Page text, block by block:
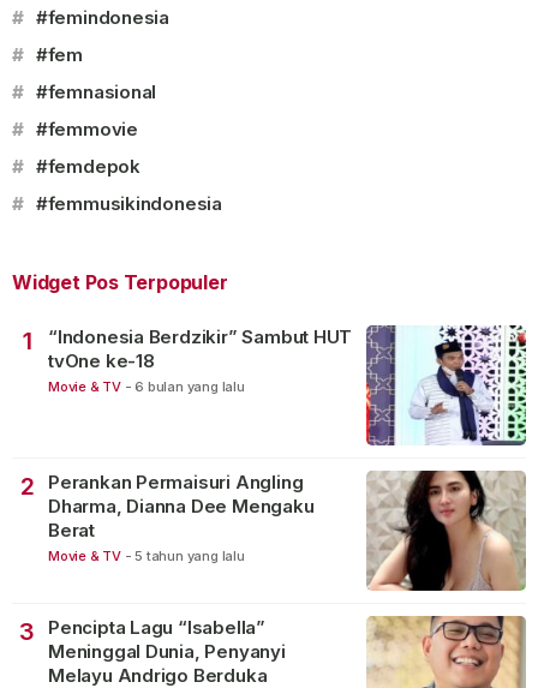
# #femindonesia
# #fem
# #femnasional
# #femmovie
# #femdepok
# #femmusikindonesia
Widget Pos Terpopuler
1
“Indonesia Berdzikir” Sambut HUT
tvOne ke-18
Movie & TV - 6 bulan yang lalu
2
Perankan Permaisuri Angling
Dharma, Dianna Dee Mengaku
Berat
Movie & TV - 5 tahun yang lalu
3
Pencipta Lagu “Isabella”
Meninggal Dunia, Penyanyi
Melayu Andrigo Berduka